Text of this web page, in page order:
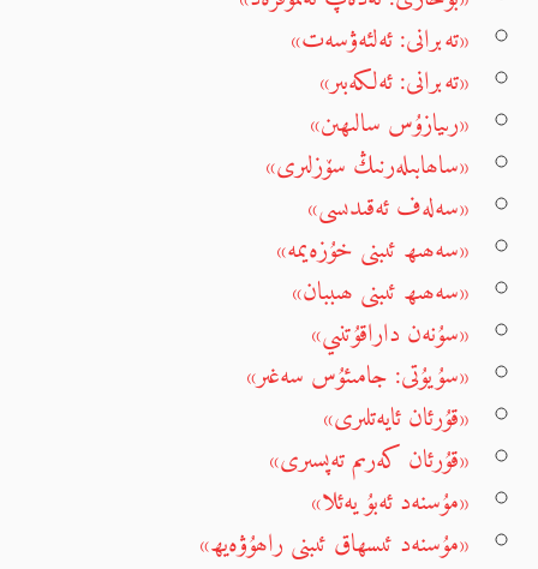
«تەبرانى: ئەلئەۋسەت»
«تەبرانى: ئەلكەبىر»
«رىيازۇس سالىھىن»
«ساھابىلەرنىڭ سۆزلىرى»
«سەلەف ئەقىدىسى»
«سەھىھ ئىبنى خۇزەيمە»
«سەھىھ ئىبنى ھىببان»
«سۇنەن داراقۇتنىي»
«سۇيۇتى: جامىئۇس سەغىر»
«قۇرئان ئايەتلىرى»
«قۇرئان كەرىم تەپسىرى»
«مۇسنەد ئەبۇ يەئلا»
«مۇسنەد ئىسھاق ئىبنى راھۇۋەيھ»